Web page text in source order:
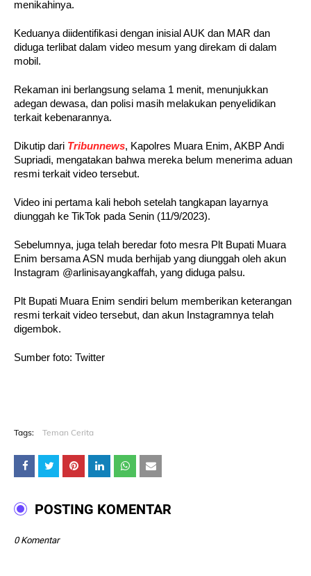
menikahinya.
Keduanya diidentifikasi dengan inisial AUK dan MAR dan
diduga terlibat dalam video mesum yang direkam di dalam
mobil.
Rekaman ini berlangsung selama 1 menit, menunjukkan
adegan dewasa, dan polisi masih melakukan penyelidikan
terkait kebenarannya.
Dikutip dari Tribunnews, Kapolres Muara Enim, AKBP Andi
Supriadi, mengatakan bahwa mereka belum menerima aduan
resmi terkait video tersebut.
Video ini pertama kali heboh setelah tangkapan layarnya
diunggah ke TikTok pada Senin (11/9/2023).
Sebelumnya, juga telah beredar foto mesra Plt Bupati Muara
Enim bersama ASN muda berhijab yang diunggah oleh akun
Instagram @arlinisayangkaffah, yang diduga palsu.
Plt Bupati Muara Enim sendiri belum memberikan keterangan
resmi terkait video tersebut, dan akun Instagramnya telah
digembok.
Sumber foto: Twitter
Tags: Teman Cerita
POSTING KOMENTAR
0 Komentar